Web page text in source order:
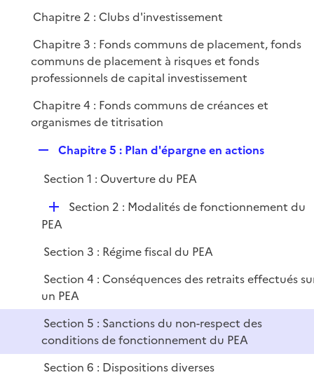
r
l
i
e
r
p
l
Chapitre 2 : Clubs d'investissement
Chapitre 3 : Fonds communs de placement, fonds
communs de placement à risques et fonds
professionnels de capital investissement
Chapitre 4 : Fonds communs de créances et
organismes de titrisation
p
l
i
e
r
Chapitre 5 : Plan d'épargne en actions
Section 1 : Ouverture du PEA
D
l
i
e
r
Section 2 : Modalités de fonctionnement du
PEA
Section 3 : Régime fiscal du PEA
Section 4 : Conséquences des retraits effectués
un PEA
Section 5 : Sanctions du non-respect des
conditions de fonctionnement du PEA
Section 6 : Dispositions diverses